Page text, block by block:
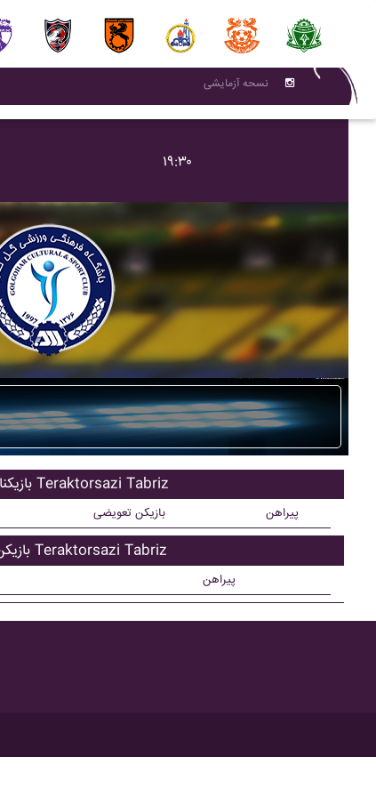
نسحه آزمایشی
۱۹:۳۰
بازیکنان اصلی Teraktorsazi Tabriz
بازیکن تعویضی پیراهن
بازیکن ذحیره Teraktorsazi Tabriz
پیراهن